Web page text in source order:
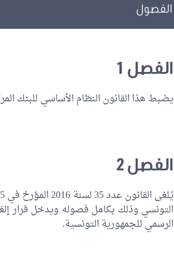
الفصول
الفصل 1
يضبط هذا القانون النظام الأساسي للبنك
الفصل 2
الرسمي للجمهورية التونسية.